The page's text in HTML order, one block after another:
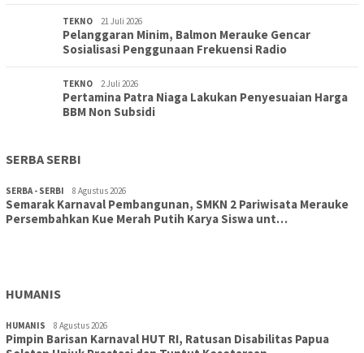
TEKNO 21 Juli 2026
Pelanggaran Minim, Balmon Merauke Gencar
Sosialisasi Penggunaan Frekuensi Radio
TEKNO 2 Juli 2026
Pertamina Patra Niaga Lakukan Penyesuaian Harga
BBM Non Subsidi
SERBA SERBI
SERBA - SERBI 8 Agustus 2026
Semarak Karnaval Pembangunan, SMKN 2 Pariwisata Merauke
Persembahkan Kue Merah Putih Karya Siswa unt…
TOPIK 8 Agustus 2026
HUMANIS
HUMANIS 8 Agustus 2026
Pimpin Barisan Karnaval HUT RI, Ratusan Disabilitas Papua